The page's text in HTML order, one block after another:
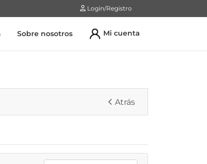
Login/Registro
Login/Registro
Sobre nosotros Mi cuenta
Atrás